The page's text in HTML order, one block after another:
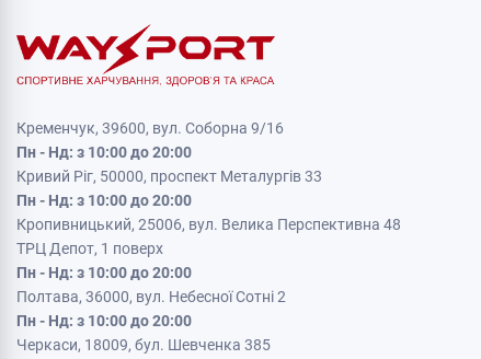
Кременчук, 39600, вул. Соборна 9/16
Пн - Нд: з 10:00 до 20:00
Кривий Ріг, 50000, проспект Металургів 33
Пн - Нд: з 10:00 до 20:00
Кропивницький, 25006, вул. Велика Перспективна 48
ТРЦ Депот, 1 поверх
Пн - Нд: з 10:00 до 20:00
Полтава, 36000, вул. Небесної Сотні 2
Пн - Нд: з 10:00 до 20:00
Черкаси, 18009, бул. Шевченка 385